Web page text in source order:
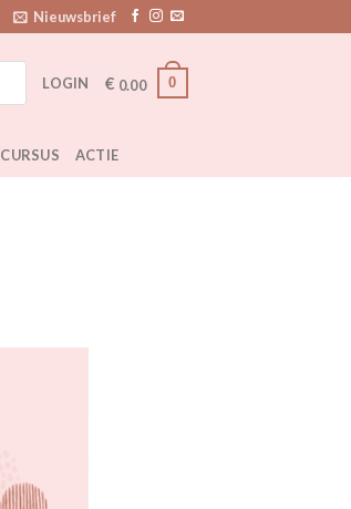
Nieuwsbrief
LOGIN € 0.00 0
CURSUS ACTIE